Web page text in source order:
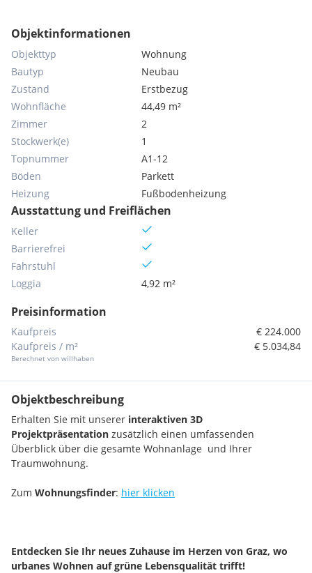
Objektinformationen
Objekttyp
Wohnung
Bautyp
Neubau
Zustand
Erstbezug
Wohnfläche
44,49 m²
Zimmer
2
Stockwerk(e)
1
Topnummer
A1-12
Böden
Parkett
Heizung
Fußbodenheizung
Ausstattung und Freiflächen
Keller
Barrierefrei
Fahrstuhl
Loggia
4,92 m²
Preisinformation
Kaufpreis
€ 224.000
Kaufpreis / m²
Berechnet von willhaben
€ 5.034,84
Objektbeschreibung
Erhalten Sie mit unserer interaktiven 3D
Projektpräsentation zusätzlich einen umfassenden
Überblick über die gesamte Wohnanlage und Ihrer
Traumwohnung.
Zum Wohnungsfinder: hier klicken
Entdecken Sie Ihr neues Zuhause im Herzen von Graz, wo
urbanes Wohnen auf grüne Lebensqualität trifft!